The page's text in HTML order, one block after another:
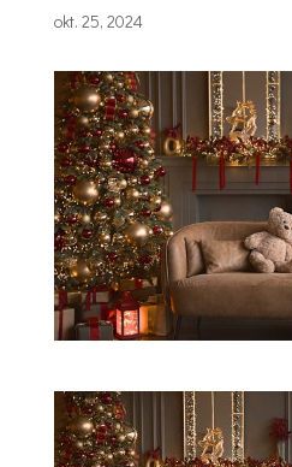
okt. 25, 2024